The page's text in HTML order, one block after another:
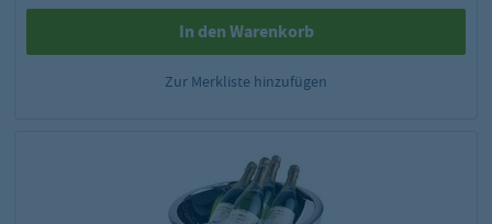
In den Warenkorb
Zur Merkliste hinzufügen